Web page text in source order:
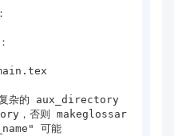
，否则 makeglossar
可能